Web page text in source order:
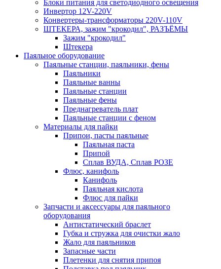
Блоки питания для светодиодного освещения
Инвертор 12V-220V
Конвертеры-трансформаторы 220V-110V
ШТЕКЕРА, зажим "крокодил", РАЗЪЁМЫ
Зажим "крокодил"
Штекера
Паяльное оборудование
Паяльные станции, паяльники, фены
Паяльники
Паяльные ванны
Паяльные станции
Паяльные фены
Преднагреватель плат
Паяльные станции с феном
Материалы для пайки
Припои, пасты паяльные
Паяльная паста
Припой
Сплав ВУДА, Сплав РОЗЕ
Флюс, канифоль
Канифоль
Паяльная кислота
Флюс для пайки
Запчасти и аксессуары для паяльного
оборудования
Антистатический браслет
Губка и стружка для очистки жало
Жало для паяльников
Запасные части
Плетенки для снятия припоя